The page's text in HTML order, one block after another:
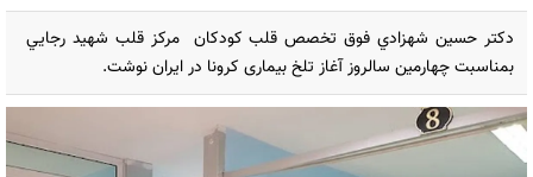
دكتر حسين شهزادي فوق تخصص قلب كودكان مركز قلب شهيد رجايي
بمناسبت چهارمين سالروز آغاز تلخ بیماری کرونا در ایران نوشت.